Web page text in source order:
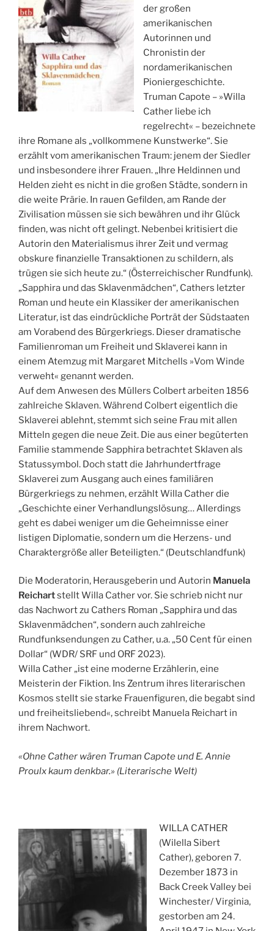
der großen
amerikanischen
Autorinnen und
Chronistin der
nordamerikanischen
Pioniergeschichte.
Truman Capote – »Willa
Cather liebe ich
regelrecht« – bezeichnete
ihre Romane als „vollkommene Kunstwerke“. Sie
erzählt vom amerikanischen Traum: jenem der Siedler
und insbesondere ihrer Frauen. „Ihre Heldinnen und
Helden zieht es nicht in die großen Städte, sondern in
die weite Prärie. In rauen Gefilden, am Rande der
Zivilisation müssen sie sich bewähren und ihr Glück
finden, was nicht oft gelingt. Nebenbei kritisiert die
Autorin den Materialismus ihrer Zeit und vermag
obskure finanzielle Transaktionen zu schildern, als
trügen sie sich heute zu.“ (Österreichischer Rundfunk).
„Sapphira und das Sklavenmädchen“, Cathers letzter
Roman und heute ein Klassiker der amerikanischen
Literatur, ist das eindrückliche Porträt der Südstaaten
am Vorabend des Bürgerkriegs. Dieser dramatische
Familienroman um Freiheit und Sklaverei kann in
einem Atemzug mit Margaret Mitchells »Vom Winde
verweht« genannt werden.
Auf dem Anwesen des Müllers Colbert arbeiten 1856
zahlreiche Sklaven. Während Colbert eigentlich die
Sklaverei ablehnt, stemmt sich seine Frau mit allen
Mitteln gegen die neue Zeit. Die aus einer begüterten
Familie stammende Sapphira betrachtet Sklaven als
Statussymbol. Doch statt die Jahrhundertfrage
Sklaverei zum Ausgang auch eines familiären
Bürgerkriegs zu nehmen, erzählt Willa Cather die
„Geschichte einer Verhandlungslösung… Allerdings
geht es dabei weniger um die Geheimnisse einer
listigen Diplomatie, sondern um die Herzens- und
Charaktergröße aller Beteiligten.“ (Deutschlandfunk)
Die Moderatorin, Herausgeberin und Autorin Manuela
Reichartstellt Willa Cather vor. Sie schrieb nicht nur
das Nachwort zu Cathers Roman „Sapphira und das
Sklavenmädchen“, sondern auch zahlreiche
Rundfunksendungen zu Cather, u.a. „50 Cent für einen
Dollar“ (WDR/ SRF und ORF 2023).
Willa Cather „ist eine moderne Erzählerin, eine
Meisterin der Fiktion. Ins Zentrum ihres literarischen
Kosmos stellt sie starke Frauenfiguren, die begabt sind
und freiheitsliebend«, schreibt Manuela Reichart in
ihrem Nachwort.
«Ohne Cather wären Truman Capote und E. Annie
Proulx kaum denkbar.» (Literarische Welt)
WILLA CATHER
(Wilella Sibert
Cather), geboren 7.
Dezember 1873 in
Back Creek Valley bei
Winchester/ Virginia,
gestorben am 24.